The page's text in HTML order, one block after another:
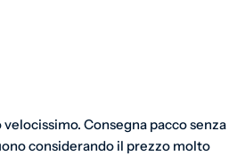
Consegna pacco senza
considerando il prezzo molto